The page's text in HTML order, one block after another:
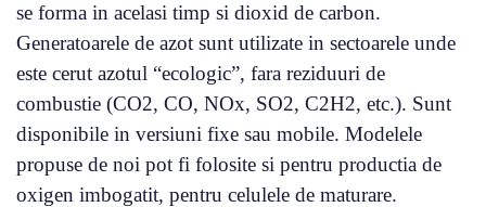
se forma in acelasi timp si dioxid de carbon.
Generatoarele de azot sunt utilizate in sectoarele unde
este cerut azotul “ecologic”, fara reziduuri de
combustie (CO2, CO, NOx, SO2, C2H2, etc.). Sunt
disponibile in versiuni fixe sau mobile. Modelele
propuse de noi pot fi folosite si pentru productia de
oxigen imbogatit, pentru celulele de maturare.